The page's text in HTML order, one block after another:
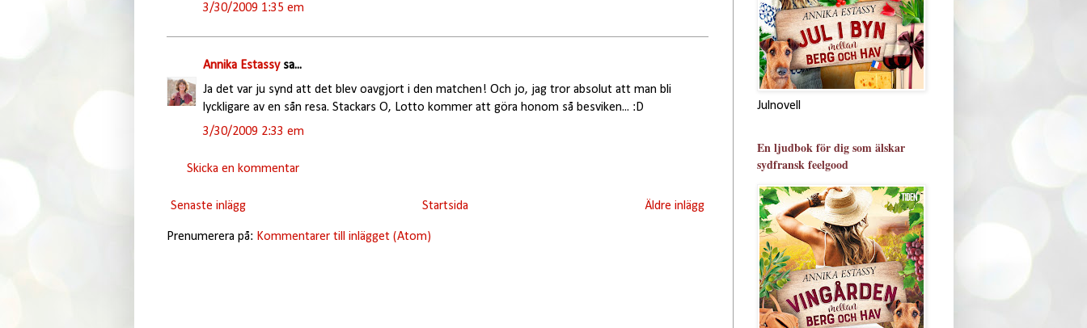
3/30/2009 1:35 em
Annika Estassysa...
Ja det var ju synd att det blev oavgjort i den matchen! Och jo, jag tror absolut att man bli
lyckligare av en sån resa. Stackars O, Lotto kommer att göra honom så besviken... :D
3/30/2009 2:33 em
Skicka en kommentar
Senaste inlägg Äldre inlägg
Startsida
Prenumerera på: Kommentarer till inlägget (Atom)
Julnovell
En ljudbok för dig som älskar
sydfransk feelgood